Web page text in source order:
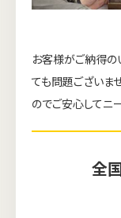
お客様がご納得の
ても問題ございま
のでご安心してニ
全